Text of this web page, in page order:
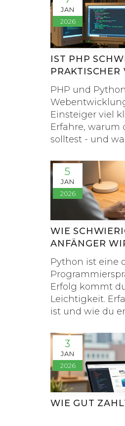
JAN
2026
IST PHP
PRAKTISCHER
EINSTEIGER
PHP und
Einsteiger viel
Erfahre,
solltest - und
5
JAN
2026
WIE
ANFÄNGER
Python ist eine
Erfolg kommt
Leichtigkeit.
ist und wie du
3
JAN
2026
WIE GUT